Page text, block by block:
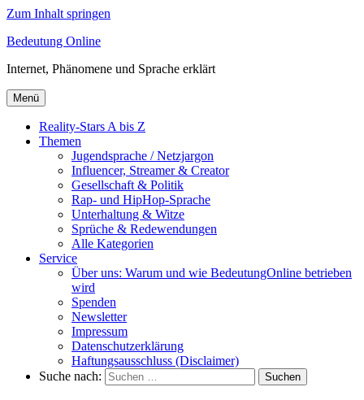
Zum Inhalt springen
Bedeutung Online
Internet, Phänomene und Sprache erklärt
Menü
Reality-Stars A bis Z
Themen
Jugendsprache / Netzjargon
Influencer, Streamer & Creator
Gesellschaft & Politik
Rap- und HipHop-Sprache
Unterhaltung & Witze
Sprüche & Redewendungen
Alle Kategorien
Service
Über uns: Warum und wie BedeutungOnline betrieben
wird
Spenden
Newsletter
Impressum
Datenschutzerklärung
Haftungsausschluss (Disclaimer)
Suche nach:
Suchen